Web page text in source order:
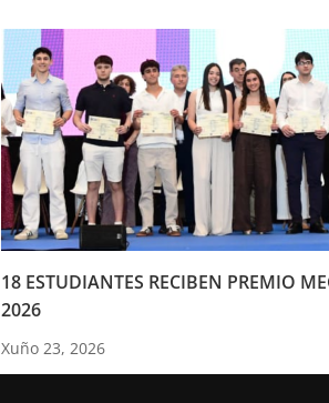
18 ESTUDIANTES RECIBEN PREMIO
2026
Xuño 23, 2026